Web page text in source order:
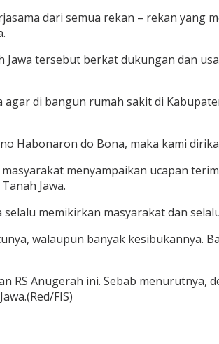
dari semua rekan – rekan
tersebut berkat dukungan dan
di bangun rumah sakit di
Habonaron do Bona, maka kami
menyampaikan ucapan
Jawa.
memikirkan masyarakat dan
walaupun banyak kesibukannya.
RS Anugerah ini. Sebab
FIS)